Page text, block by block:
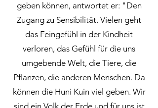
geben können, antwortet er: "Den
Zugang zu Sensibilität. Vielen geht
das Feingefühl in der Kindheit
verloren, das Gefühl für die uns
umgebende Welt, die Tiere, die
Pflanzen, die anderen Menschen. Da
können die Huni Kuin viel geben. Wir
sind ein Volk der Erde und für uns ist